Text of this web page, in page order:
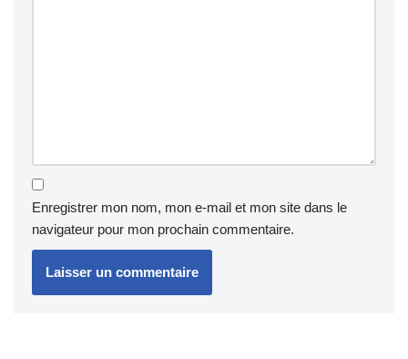
Enregistrer mon nom, mon e-mail et mon site dans le
navigateur pour mon prochain commentaire.